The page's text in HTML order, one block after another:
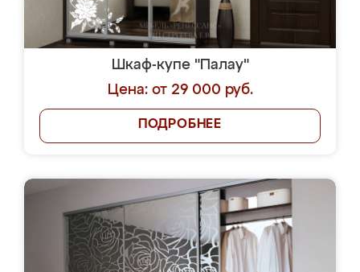
Шкаф-купе "Палау"
Цена: от 29 000 руб.
ПОДРОБНЕЕ